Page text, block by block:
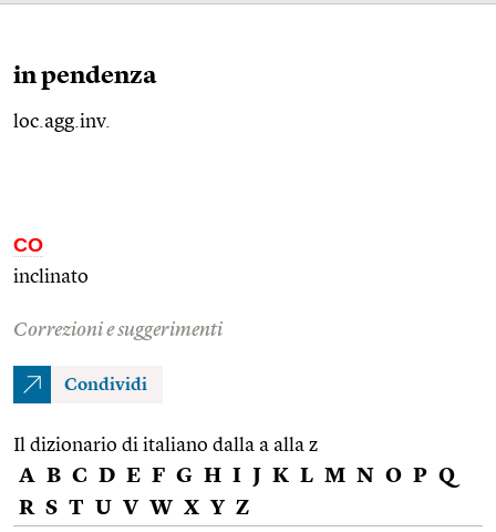
in pendenza
loc.agg.inv.
CO
inclinato
Correzioni e suggerimenti
Condividi
Il dizionario di italiano dalla a alla z
A B C D E F G H I J K L M N O P Q
R S T U V W X Y Z